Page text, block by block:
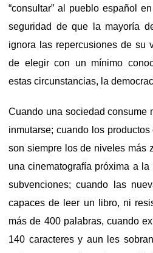
“consultar” al pueblo español
seguridad de que la mayoría
ignora las repercusiones de su
de elegir con un mínimo
estas circunstancias, la
Cuando una sociedad consume
inmutarse; cuando los
son siempre los de niveles más
una cinematografía próxima a
subvenciones; cuando las
capaces de leer un libro, ni
más de 400 palabras, cuando
140 caracteres y aun les